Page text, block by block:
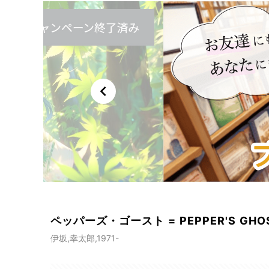
chevron_left
ペッパーズ・ゴースト = PEPPER'S
伊坂,幸太郎,1971-